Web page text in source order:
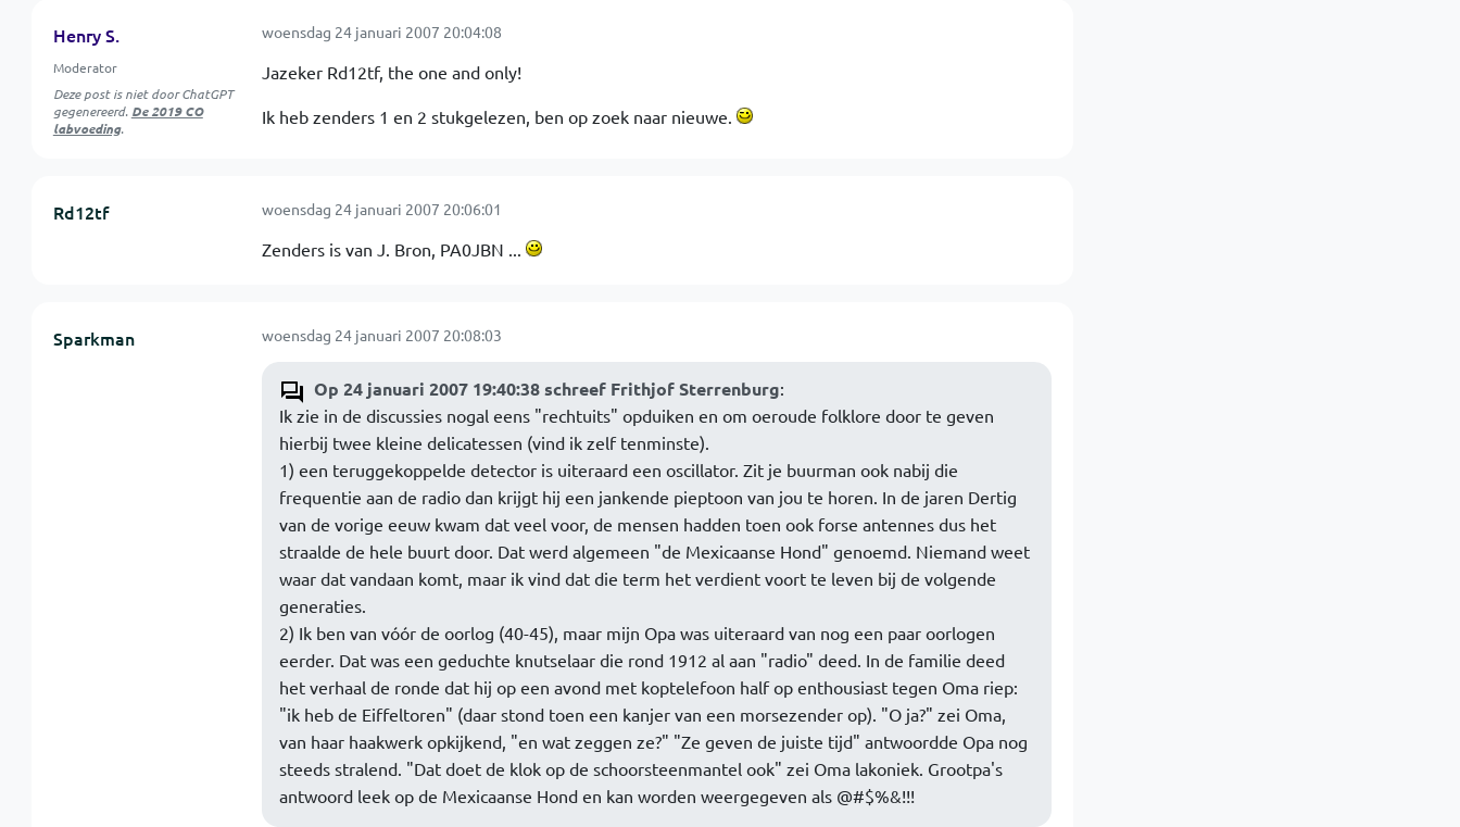
Henry S.
Moderator
Deze post is niet door ChatGPT
gegenereerd. De 2019 CO
labvoeding.
woensdag 24 januari 2007 20:04:08
Jazeker Rd12tf, the one and only!
Ik heb zenders 1 en 2 stukgelezen, ben op zoek naar nieuwe.
Rd12tf woensdag 24 januari 2007 20:06:01
Zenders is van J. Bron, PA0JBN ...
Sparkman woensdag 24 januari 2007 20:08:03
Op 24 januari 2007 19:40:38 schreef Frithjof Sterrenburg:
Ik zie in de discussies nogal eens "rechtuits" opduiken en om oeroude folklore door te geven
hierbij twee kleine delicatessen (vind ik zelf tenminste).
1) een teruggekoppelde detector is uiteraard een oscillator. Zit je buurman ook nabij die
frequentie aan de radio dan krijgt hij een jankende pieptoon van jou te horen. In de jaren Dertig
van de vorige eeuw kwam dat veel voor, de mensen hadden toen ook forse antennes dus het
straalde de hele buurt door. Dat werd algemeen "de Mexicaanse Hond" genoemd. Niemand weet
waar dat vandaan komt, maar ik vind dat die term het verdient voort te leven bij de volgende
generaties.
2) Ik ben van vóór de oorlog (40-45), maar mijn Opa was uiteraard van nog een paar oorlogen
eerder. Dat was een geduchte knutselaar die rond 1912 al aan "radio" deed. In de familie deed
het verhaal de ronde dat hij op een avond met koptelefoon half op enthousiast tegen Oma riep:
"ik heb de Eiffeltoren" (daar stond toen een kanjer van een morsezender op). "O ja?" zei Oma,
van haar haakwerk opkijkend, "en wat zeggen ze?" "Ze geven de juiste tijd" antwoordde Opa nog
steeds stralend. "Dat doet de klok op de schoorsteenmantel ook" zei Oma lakoniek. Grootpa's
antwoord leek op de Mexicaanse Hond en kan worden weergegeven als @#$%&!!!